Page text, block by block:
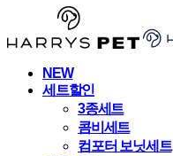
NEW
세트할인
3종세트
콤비세트
컴포터 보닛세트